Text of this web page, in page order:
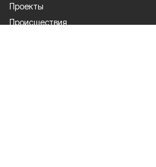
Проекты
Происшествия